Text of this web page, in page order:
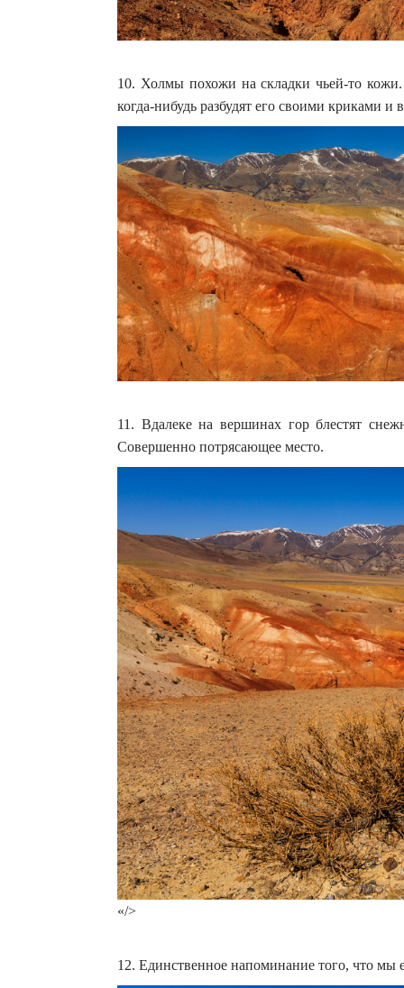
10. Холмы похожи на складки чьей-то
когда-нибудь разбудят его своими криками
11. Вдалеке на вершинах гор блестят
Совершенно потрясающее место.
«/>
12. Единственное напоминание того, что